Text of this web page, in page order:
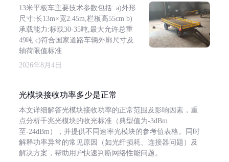
13米平板车主要技术参数包括: a)外形
尺寸:长13m×宽2.45m,栏板高55cm b)
承载能力:标载30-35吨,最大允许总重
49吨 c)符合国家道路车辆外廓尺寸及
轴荷限值标准
2026年8月4日
光模块接收功率多少是正常
本文详细解答光模块接收功率的正常范围及影响因素，重
点分析千兆光模块的收光标准（典型值为-3dBm
至-24dBm），并提供不同速率光模块的参考值表格。同时
解释功率异常的常见原因（如光纤损耗、连接器问题）及
解决方案，帮助用户快速判断网络性能问题。